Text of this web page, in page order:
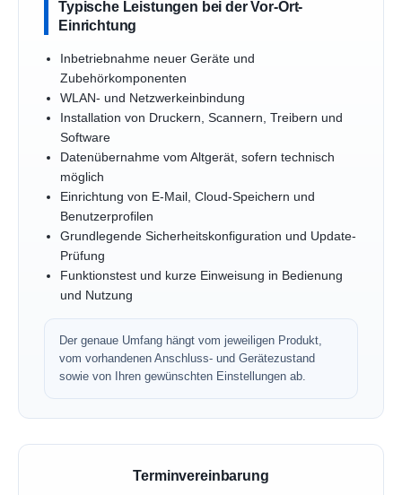
Typische Leistungen bei der Vor-Ort-
Einrichtung
Inbetriebnahme neuer Geräte und
Zubehörkomponenten
WLAN- und Netzwerkeinbindung
Installation von Druckern, Scannern, Treibern und
Software
Datenübernahme vom Altgerät, sofern technisch
möglich
Einrichtung von E-Mail, Cloud-Speichern und
Benutzerprofilen
Grundlegende Sicherheitskonfiguration und Update-
Prüfung
Funktionstest und kurze Einweisung in Bedienung
und Nutzung
Der genaue Umfang hängt vom jeweiligen Produkt,
vom vorhandenen Anschluss- und Gerätezustand
sowie von Ihren gewünschten Einstellungen ab.
Terminvereinbarung